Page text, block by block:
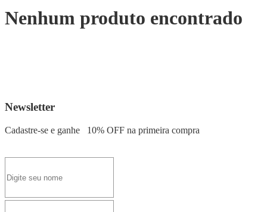
Nenhum produto encontrado
Newsletter
Cadastre-se e ganhe 10% OFF na primeira compra